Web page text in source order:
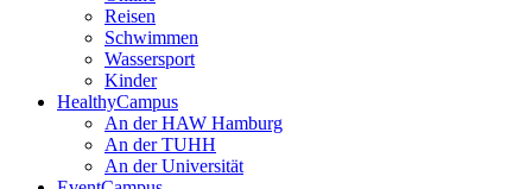
Reisen
Schwimmen
Wassersport
Kinder
HealthyCampus
An der HAW Hamburg
An der TUHH
An der Universität